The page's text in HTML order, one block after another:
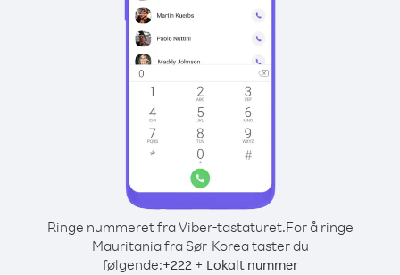
Ringe nummeret fra Viber-tastaturet.For å ringe
Mauritania fra Sør-Korea taster du
følgende:+222+ Lokalt nummer